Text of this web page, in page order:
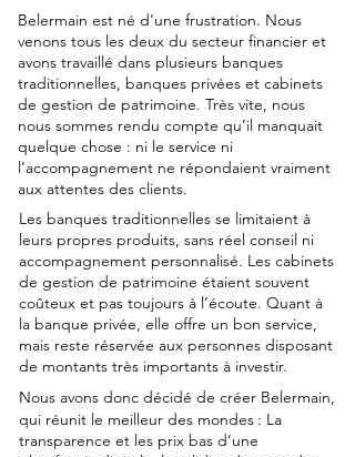
Belermain est né d’une frustration. Nous
venons tous les deux du secteur financier et
avons travaillé dans plusieurs banques
traditionnelles, banques privées et cabinets
de gestion de patrimoine. Très vite, nous
nous sommes rendu compte qu’il manquait
quelque chose : ni le service ni
l’accompagnement ne répondaient vraiment
aux attentes des clients.
Les banques traditionnelles se limitaient à
leurs propres produits, sans réel conseil ni
accompagnement personnalisé. Les cabinets
de gestion de patrimoine étaient souvent
coûteux et pas toujours à l’écoute. Quant à
la banque privée, elle offre un bon service,
mais reste réservée aux personnes disposant
de montants très importants à investir.
Nous avons donc décidé de créer Belermain,
qui réunit le meilleur des mondes : La
transparence et les prix bas d’une